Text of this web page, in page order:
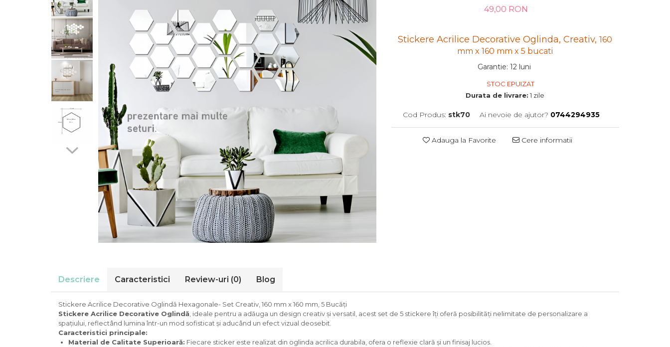
49,00 RON
Stickere Acrilice Decorative Oglinda, Creativ,160
mm x 160 mm x 5 bucati
Garantie: 12 luni
STOC EPUIZAT
Durata de livrare: 1 zile
Cod Produs: stk70 Ai nevoie de ajutor? 0744294935
Adauga la Favorite Cere informatii
Descriere Caracteristici Review-uri (0) Blog
Stickere Acrilice Decorative Oglindă Hexagonale- Set Creativ, 160 mm x 160 mm, 5 Bucăți
Stickere Acrilice Decorative Oglindă , ideale pentru a adăuga un design creativ și versatil, acest set de 5 stickere îți oferă posibilități nelimitate de personalizare a
spațiului, reflectând lumina într-un mod sofisticat și aducând un efect vizual deosebit.
Caracteristici principale:
Material de Calitate Superioară: Fiecare sticker este realizat din oglinda acrilica durabila, ofera o reflexie clară și un finisaj lucios.